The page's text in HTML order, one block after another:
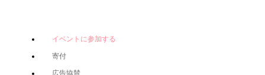
イベントに参加する
寄付